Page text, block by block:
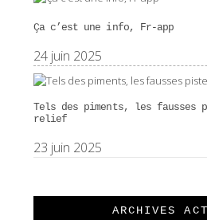
Ça c’est une info, Fr-app
24 juin 2025
Tels des piments, les fausses
relief
23 juin 2025
ARCHIVES